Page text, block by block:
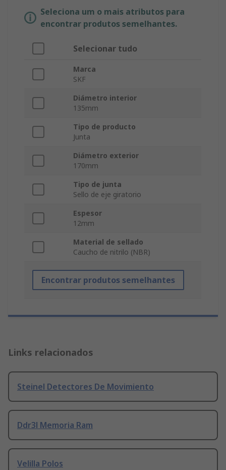
Seleciona um o mais atributos para
encontrar produtos semelhantes.
Selecionar tudo
Marca
SKF
Diámetro interior
135mm
Tipo de producto
Junta
Diámetro exterior
170mm
Tipo de junta
Sello de eje giratorio
Espesor
12mm
Material de sellado
Caucho de nitrilo (NBR)
Encontrar produtos semelhantes
Links relacionados
Steinel Detectores De Movimiento
Ddr3l Memoria Ram
Velilla Polos